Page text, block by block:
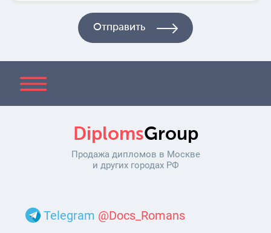
DiplomsGroup
Продажа дипломов в Москве
и других городах РФ
Telegram @Docs_Romans